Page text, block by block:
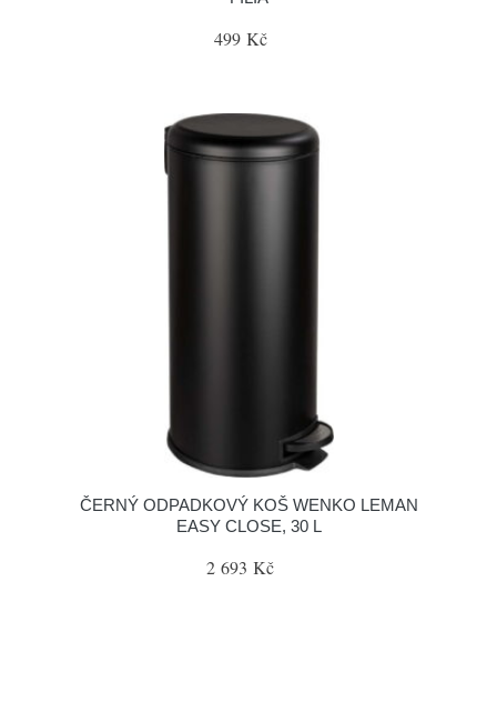
499 Kč
ČERNÝ ODPADKOVÝ KOŠ WENKO LEMAN
EASY CLOSE, 30 L
2 693 Kč